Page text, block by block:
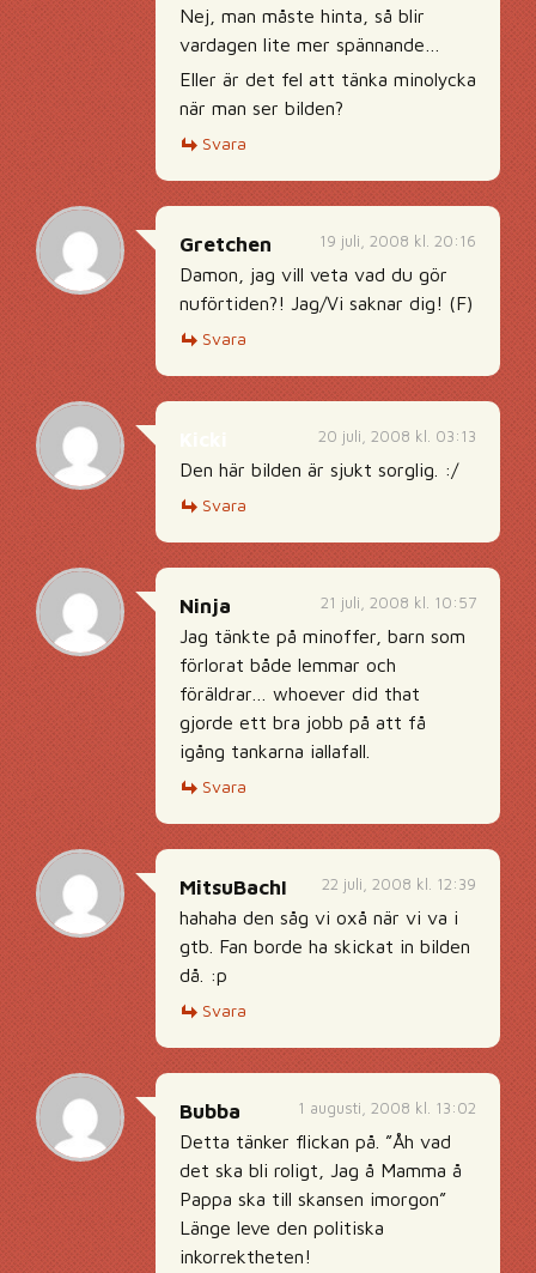
Nej, man måste hinta, så blir
vardagen lite mer spännande…
Eller är det fel att tänka minolycka
när man ser bilden?
Svara
19 juli, 2008 kl. 20:16
Gretchen
Damon, jag vill veta vad du gör
nuförtiden?! Jag/Vi saknar dig! (F)
Svara
20 juli, 2008 kl. 03:13
Den här bilden är sjukt sorglig. :/
Svara
21 juli, 2008 kl. 10:57
Ninja
Jag tänkte på minoffer, barn som
förlorat både lemmar och
föräldrar… whoever did that
gjorde ett bra jobb på att få
igång tankarna iallafall.
Svara
22 juli, 2008 kl. 12:39
MitsuBachI
hahaha den såg vi oxå när vi va i
gtb. Fan borde ha skickat in bilden
då. :p
Svara
1 augusti, 2008 kl. 13:02
Bubba
Detta tänker flickan på. ”Åh vad
det ska bli roligt, Jag å Mamma å
Pappa ska till skansen imorgon”
Länge leve den politiska
inkorrektheten!